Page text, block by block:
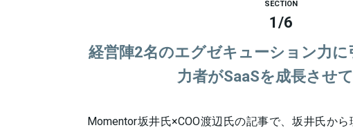
SECTION
1/6
経営陣2名のエグゼキューション力
力者がSaaSを成長させ
Momentor坂井氏×COO渡辺氏の記事で、坂井氏か